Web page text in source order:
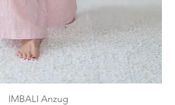
Quick View
IMBALI Anzug